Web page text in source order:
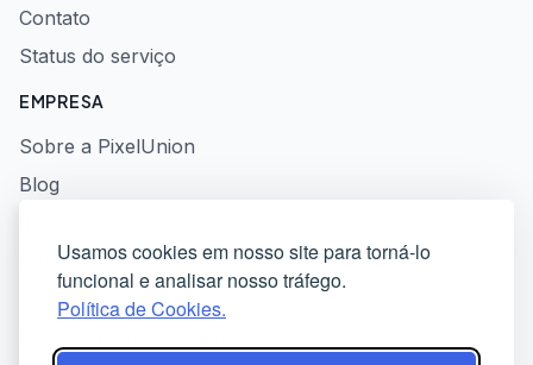
Usamos cookies em nosso site para torná-lo
funcional e analisar nosso tráfego.
Política de Cookies.
Contato
Status do serviço
EMPRESA
Sobre a PixelUnion
Blog
Política de privacidade
Termos de serviço